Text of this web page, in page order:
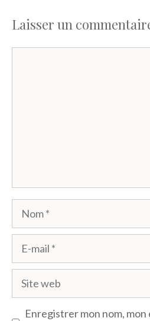
Laisser un
Nom
mail
Site
web
Enregistrer mon nom, mon